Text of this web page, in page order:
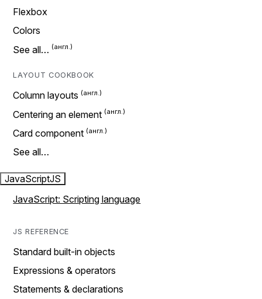
Flexbox
Colors
See all…
LAYOUT COOKBOOK
Column layouts
Centering an element
Card component
See all…
JavaScriptJS
JavaScript: Scripting language
JS REFERENCE
Standard built-in objects
Expressions & operators
Statements & declarations